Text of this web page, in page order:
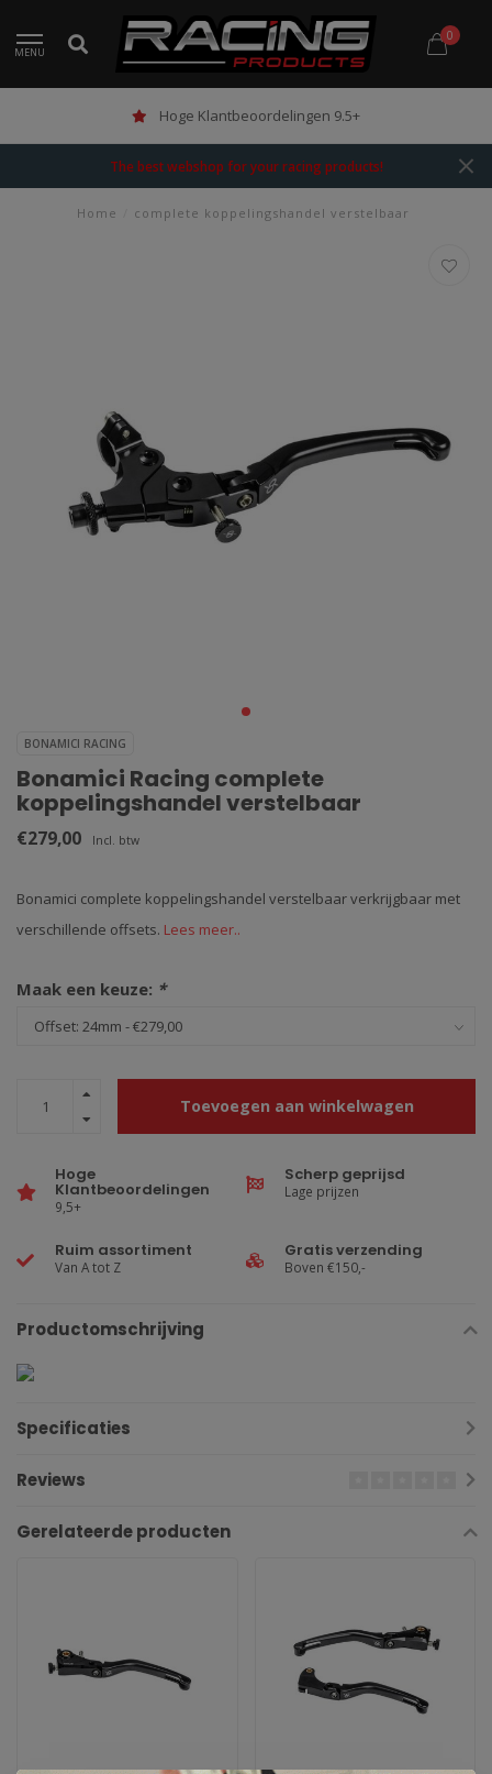
MENU
0
Hoge Klantbeoordelingen 9.5+
The best webshop for your racing products!
Home complete koppelingshandel verstelbaar
BONAMICI RACING
Bonamici Racing complete
koppelingshandel verstelbaar
€279,00 Incl. btw
Bonamici complete koppelingshandel verstelbaar verkrijgbaar met
verschillende offsets. Lees meer..
Maak een keuze: *
Toevoegen aan winkelwagen
Hoge
Klantbeoordelingen
9,5+
Scherp geprijsd
Lage prijzen
Ruim assortiment
Van A tot Z
Gratis verzending
Boven €150,-
Productomschrijving
Specificaties
Reviews
Gerelateerde producten